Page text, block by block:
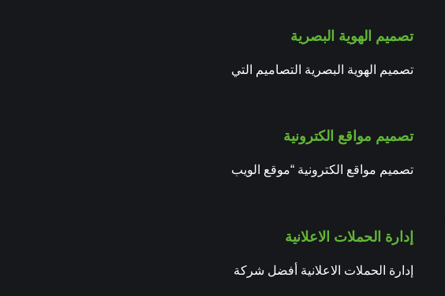
تصميم الهوية البصرية
تصميم الهوية البصرية التصاميم التي
تصميم مواقع الكترونية
تصميم مواقع الكترونية “موقع الويب
إدارة الحملات الاعلانية
إدارة الحملات الاعلانية أفضل شركة